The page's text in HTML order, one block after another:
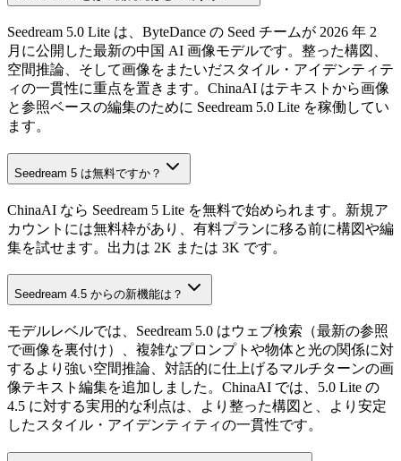
Seedream 5.0 Lite は、ByteDance の Seed チームが 2026 年 2
月に公開した最新の中国 AI 画像モデルです。整った構図、
空間推論、そして画像をまたいだスタイル・アイデンティテ
ィの一貫性に重点を置きます。ChinaAI はテキストから画像
と参照ベースの編集のために Seedream 5.0 Lite を稼働してい
ます。
Seedream 5 は無料ですか？
ChinaAI なら Seedream 5 Lite を無料で始められます。新規ア
カウントには無料枠があり、有料プランに移る前に構図や編
集を試せます。出力は 2K または 3K です。
Seedream 4.5 からの新機能は？
モデルレベルでは、Seedream 5.0 はウェブ検索（最新の参照
で画像を裏付け）、複雑なプロンプトや物体と光の関係に対
するより強い空間推論、対話的に仕上げるマルチターンの画
像テキスト編集を追加しました。ChinaAI では、5.0 Lite の
4.5 に対する実用的な利点は、より整った構図と、より安定
したスタイル・アイデンティティの一貫性です。